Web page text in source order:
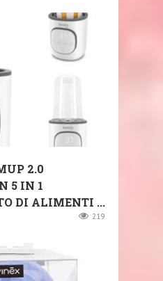
2.0
5 IN 1
DI ALIMENTI ...
219